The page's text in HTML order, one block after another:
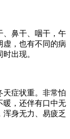
鼻干、咽干，午
虚，也有不同的病
出现。
症状重。非常怕
暖，还伴有口中无
身无力、易疲乏